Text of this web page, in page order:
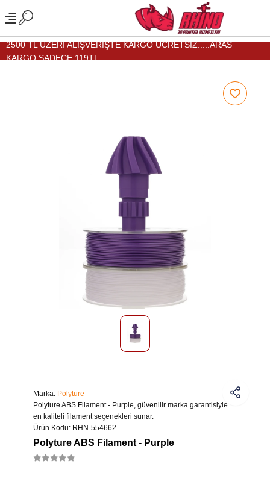
2500 TL ÜZERİ ALIŞVERİŞTE KARGO ÜCRETSİZ.....ARAS
KARGO SADECE 119TL...
Marka: Polyture
Polyture ABS Filament - Purple, güvenilir marka garantisiyle
en kaliteli filament seçenekleri sunar.
Ürün Kodu: RHN-554662
Polyture ABS Filament - Purple